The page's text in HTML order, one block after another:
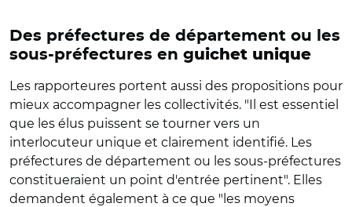
Des préfectures de département ou les
sous-préfectures en guichet unique
Les rapporteures portent aussi des propositions pour
mieux accompagner les collectivités. "Il est essentiel
que les élus puissent se tourner vers un
interlocuteur unique et clairement identifié. Les
préfectures de département ou les sous-préfectures
constitueraient un point d'entrée pertinent". Elles
demandent également à ce que "les moyens